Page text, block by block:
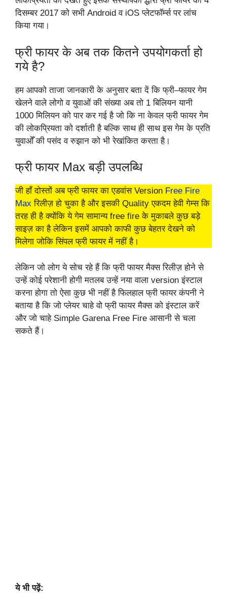
दिसम्बर 2017 को सभी Android व iOS प्लेटफॉर्म्स पर लांच
किया गया।
फ्री फायर के अब तक कितने उपयोगकर्ता हो
गये है?
हम आपको ताजा जानकारी के अनुसार बता दें कि फ्री–फायर गेम
खेलने वाले लोगो व युवाओं की संख्या अब तो 1 बिलियन यानी
1000 मिलियन को पार कर गई है जो कि ना केवल फ्री फायर गेम
की लोकप्रियता को दर्शाती है बल्कि साथ ही साथ इस गेम के प्रति
युवाओँ की पसंद व रुझान को भी रेखांकित करता है।
फ्री फायर Max बड़ी उपलब्धि
जी हाँ दोस्तों अब फ्री फायर का एडवांस Version Free Fire
Max रिलीज़ हो चुका है और इसकी Quality एकदम हेवी गेम्स कि
तरह ही है क्योंकि ये गेम सामान्य free fire के मुकाबले कुछ बड़े
साइज़ का है लेकिन इसमें आपको काफी कुछ बेहतर देखने को
मिलेगा जोकि सिंपल फ्री फायर में नहीं है।
लेकिन जो लोग ये सोच रहे हैं कि फ्री फायर मैक्स रिलीज़ होने से
उन्हें कोई परेशानी होगी मतलब उन्हें नया वाला version इंस्टाल
करना होगा तो ऐसा कुछ भी नहीं है फिलहाल फ्री फायर कंपनी ने
बताया है कि जो प्लेयर चाहे वो फ्री फायर मैक्स को इंस्टाल करें
और जो चाहे Simple Garena Free Fire आसानी से चला
सकते हैं।
ये भी पढ़ें: